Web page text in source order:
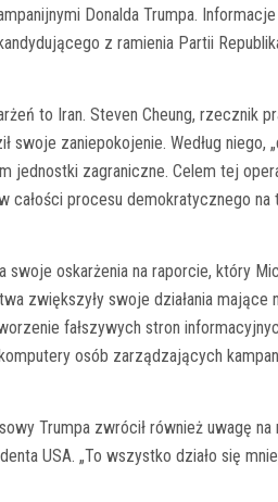
Donalda Trumpa.
z ramienia Partii
to Iran. Steven Cheung, rzecznik
swoje zaniepokojenie. Według
jednostki zagraniczne. Celem tej
całości procesu demokratycznego na
swoje oskarżenia na raporcie, który
zwiększyły swoje działania
fałszywych stron
osób zarządzających
Trumpa zwrócił również uwagę
USA. „To wszystko działo się